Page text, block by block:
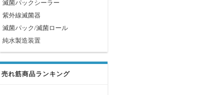
滅菌パックシーラー
紫外線滅菌器
滅菌パック/滅菌ロール
純水製造装置
売れ筋商品ランキング